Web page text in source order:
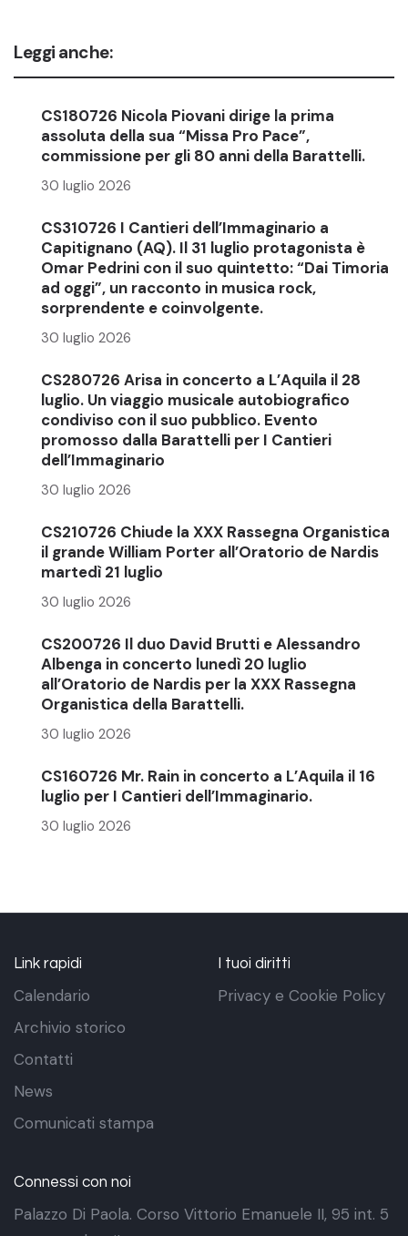
Leggi anche:
CS180726 Nicola Piovani dirige la prima
assoluta della sua “Missa Pro Pace”,
commissione per gli 80 anni della Barattelli.
30 luglio 2026
CS310726 I Cantieri dell’Immaginario a
Capitignano (AQ). Il 31 luglio protagonista è
Omar Pedrini con il suo quintetto: “Dai Timoria
ad oggi”, un racconto in musica rock,
sorprendente e coinvolgente.
30 luglio 2026
CS280726 Arisa in concerto a L’Aquila il 28
luglio. Un viaggio musicale autobiografico
condiviso con il suo pubblico. Evento
promosso dalla Barattelli per I Cantieri
dell’Immaginario
30 luglio 2026
CS210726 Chiude la XXX Rassegna Organistica
il grande William Porter all’Oratorio de Nardis
martedì 21 luglio
30 luglio 2026
CS200726 Il duo David Brutti e Alessandro
Albenga in concerto lunedì 20 luglio
all’Oratorio de Nardis per la XXX Rassegna
Organistica della Barattelli.
30 luglio 2026
CS160726 Mr. Rain in concerto a L’Aquila il 16
luglio per I Cantieri dell’Immaginario.
30 luglio 2026
Link rapidi
Calendario
Archivio storico
Contatti
News
Comunicati stampa
I tuoi diritti
Privacy e Cookie Policy
Connessi con noi
Palazzo Di Paola. Corso Vittorio Emanuele II, 95 int. 5